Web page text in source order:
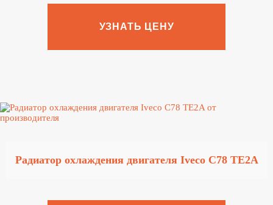
УЗНАТЬ ЦЕНУ
Радиатор охлаждения двигателя Iveco C78 TE2A